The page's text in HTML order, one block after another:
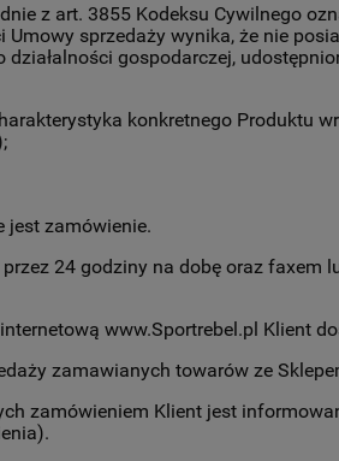
z art. 3855 Kodeksu Cywilnego
sprzedaży wynika, że nie
gospodarczej,
konkretnego Produktu
jest zamówienie.
24 godziny na dobę oraz
www.Sportrebel.pl Klient
zamawianych towarów ze
zamówieniem Klient jest